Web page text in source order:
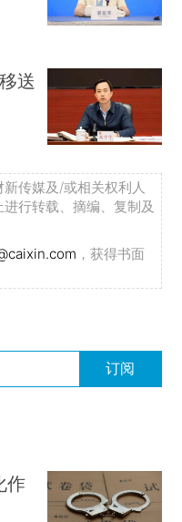
送
传媒及/或相关权利人
行转载、摘编、复制及
，获得书面
订阅
作